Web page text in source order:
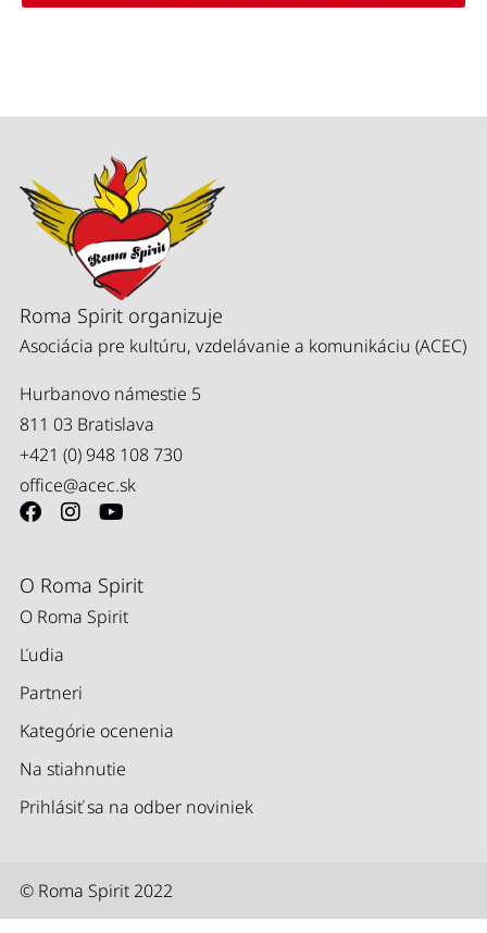
Roma Spirit organizuje
Asociácia pre kultúru, vzdelávanie a komunikáciu (ACEC)
Hurbanovo námestie 5
811 03 Bratislava
+421 (0) 948 108 730
office@acec.sk
O Roma Spirit
O Roma Spirit
Ľudia
Partneri
Kategórie ocenenia
Na stiahnutie
Prihlásiť sa na odber noviniek
© Roma Spirit 2022